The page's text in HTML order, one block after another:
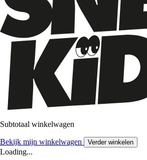
Subtotaal winkelwagen
Bekijk mijn winkelwagen Verder winkelen
Loading...